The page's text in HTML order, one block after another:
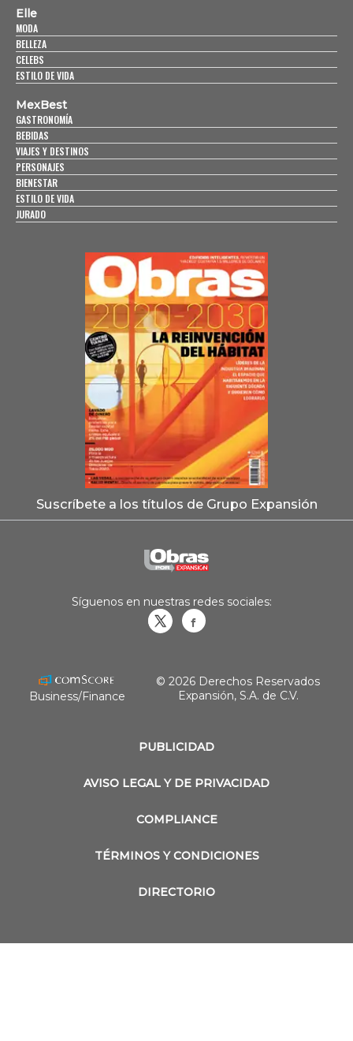
Elle
MODA
BELLEZA
CELEBS
ESTILO DE VIDA
MexBest
GASTRONOMÍA
BEBIDAS
VIAJES Y DESTINOS
PERSONAJES
BIENESTAR
ESTILO DE VIDA
JURADO
Suscríbete a los títulos de Grupo Expansión
PUBLICIDAD
AVISO LEGAL Y DE PRIVACIDAD
COMPLIANCE
TÉRMINOS Y CONDICIONES
DIRECTORIO
Síguenos en nuestras redes sociales:
Business/Finance
© 2026 Derechos Reservados
Expansión, S.A. de C.V.